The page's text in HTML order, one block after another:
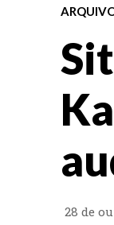
28 de